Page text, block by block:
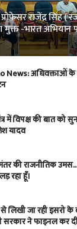
राजेंद्र सिंह (
मुक्त -भारत
News: अधिवक्ताओं के
में विपक्ष की बात को
यादव
की राजनीतिक
रहा हूँ।
लिखी जा रही इसरो के
सरकार ने फाइनल कर